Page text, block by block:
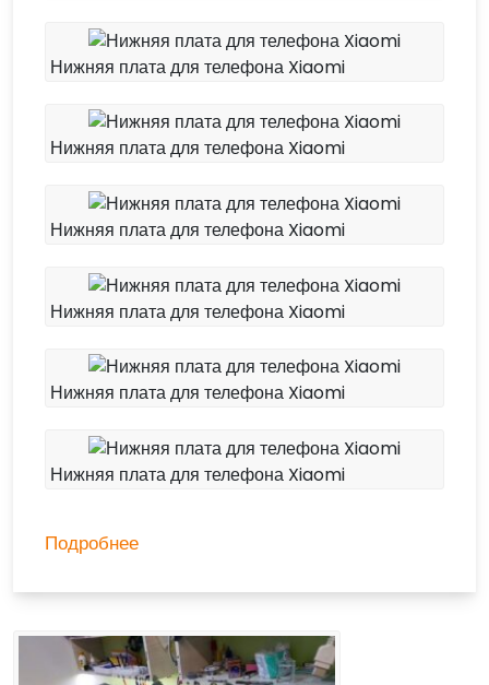
Нижняя плата для телефона Xiaomi
Нижняя плата для телефона Xiaomi
Нижняя плата для телефона Xiaomi
Нижняя плата для телефона Xiaomi
Нижняя плата для телефона Xiaomi
Нижняя плата для телефона Xiaomi
Подробнее